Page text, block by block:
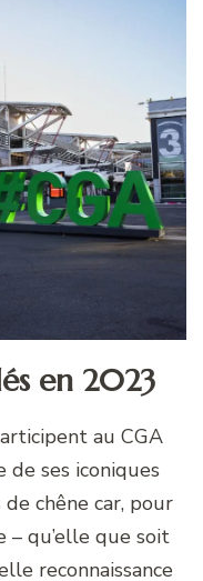
en 2023
au CGA
de ses iconiques
chêne car, pour
qu’elle que soit
reconnaissance